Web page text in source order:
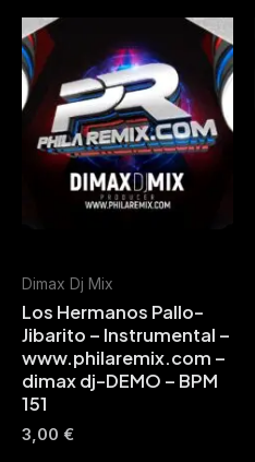
Dimax Dj Mix
Los Hermanos Pallo-
Jibarito – Instrumental –
www.philaremix.com –
dimax dj-DEMO – BPM
151
3,00 €